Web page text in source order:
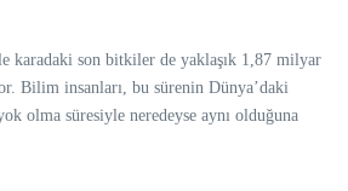
karadaki son bitkiler de yaklaşık 1,87 milyar
Bilim insanları, bu sürenin Dünya’daki
olma süresiyle neredeyse aynı olduğuna